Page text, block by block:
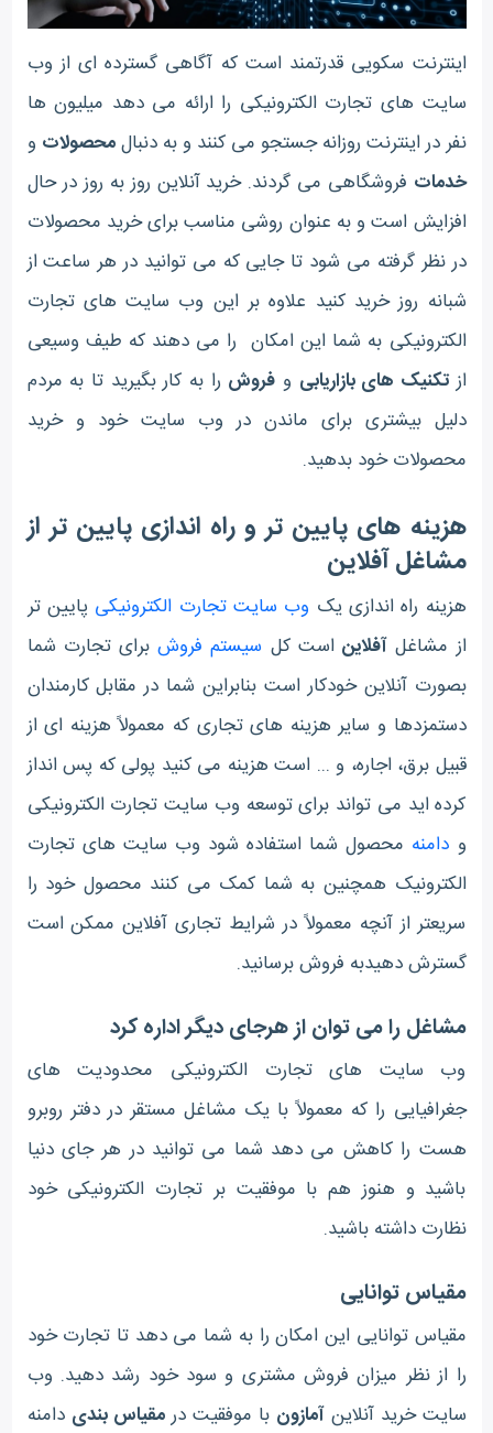
اینترنت سکویی قدرتمند است که آگاهی گسترده ای از وب
سایت های تجارت الکترونیکی را ارائه می دهد میلیون ها
نفر در اینترنت روزانه جستجو می کنند و به دنبالمحصولات و
خدمات فروشگاهی می گردند. خرید آنلاین روز به روز در حال
افزایش است و به عنوان روشی مناسب برای خرید محصولات
در نظر گرفته می شود تا جایی که می توانید در هر ساعت از
شبانه روز خرید کنید علاوه بر این وب سایت های تجارت
الکترونیکی به شما این امکان را می دهند که طیف وسیعی
ازتکنیک های بازاریابی و فروش را به کار بگیرید تا به مردم
دلیل بیشتری برای ماندن در وب سایت خود و خرید
محصولات خود بدهید.
هزینه های پایین تر و راه اندازی پایین تر از
مشاغل آفلاین
هزینه راه اندازی یک وب سایت تجارت الکترونیکی پایین تر
از مشاغل آفلایناست کل سیستم فروشبرای تجارت شما
بصورت آنلاین خودکار است بنابراین شما در مقابل کارمندان
دستمزدها و سایر هزینه های تجاری که معمولاً هزینه ای از
قبیل برق، اجاره، و ... است هزینه می کنید پولی که پس انداز
کرده اید می تواند برای توسعه وب سایت تجارت الکترونیکی
و دامنه محصول شما استفاده شود وب سایت های تجارت
الکترونیک همچنین به شما کمک می کنند محصول خود را
سریعتر از آنچه معمولاً در شرایط تجاری آفلاین ممکن است
گسترش دهیدبه فروش برسانید.
مشاغل را می توان از هرجای دیگر اداره کرد
وب سایت های تجارت الکترونیکی محدودیت های
جغرافیایی را که معمولاً با یک مشاغل مستقر در دفتر روبرو
هست را کاهش می دهد شما می توانید در هر جای دنیا
باشید و هنوز هم با موفقیت بر تجارت الکترونیکی خود
نظارت داشته باشید.
مقیاس توانایی
مقیاس توانایی این امکان را به شما می دهد تا تجارت خود
را از نظر میزان فروش مشتری و سود خود رشد دهید. وب
سایت خرید آنلاینآمازون با موفقیت درمقیاس بندی دامنه